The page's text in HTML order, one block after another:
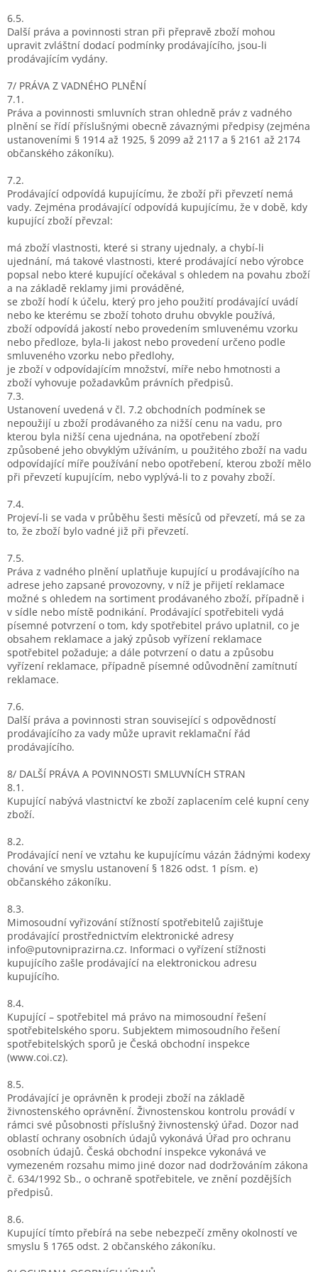
6.5.
Další práva a povinnosti stran při přepravě zboží mohou
upravit zvláštní dodací podmínky prodávajícího, jsou-li
prodávajícím vydány.
7/ PRÁVA Z VADNÉHO PLNĚNÍ
7.1.
Práva a povinnosti smluvních stran ohledně práv z vadného
plnění se řídí příslušnými obecně závaznými předpisy (zejména
ustanoveními § 1914 až 1925, § 2099 až 2117 a § 2161 až 2174
občanského zákoníku).
7.2.
Prodávající odpovídá kupujícímu, že zboží při převzetí nemá
vady. Zejména prodávající odpovídá kupujícímu, že v době, kdy
kupující zboží převzal:
má zboží vlastnosti, které si strany ujednaly, a chybí-li
ujednání, má takové vlastnosti, které prodávající nebo výrobce
popsal nebo které kupující očekával s ohledem na povahu zboží
a na základě reklamy jimi prováděné,
se zboží hodí k účelu, který pro jeho použití prodávající uvádí
nebo ke kterému se zboží tohoto druhu obvykle používá,
zboží odpovídá jakostí nebo provedením smluvenému vzorku
nebo předloze, byla-li jakost nebo provedení určeno podle
smluveného vzorku nebo předlohy,
je zboží v odpovídajícím množství, míře nebo hmotnosti a
zboží vyhovuje požadavkům právních předpisů.
7.3.
Ustanovení uvedená v čl. 7.2 obchodních podmínek se
nepoužijí u zboží prodávaného za nižší cenu na vadu, pro
kterou byla nižší cena ujednána, na opotřebení zboží
způsobené jeho obvyklým užíváním, u použitého zboží na vadu
odpovídající míře používání nebo opotřebení, kterou zboží mělo
při převzetí kupujícím, nebo vyplývá-li to z povahy zboží.
7.4.
Projeví-li se vada v průběhu šesti měsíců od převzetí, má se za
to, že zboží bylo vadné již při převzetí.
7.5.
Práva z vadného plnění uplatňuje kupující u prodávajícího na
adrese jeho zapsané provozovny, v níž je přijetí reklamace
možné s ohledem na sortiment prodávaného zboží, případně i
v sídle nebo místě podnikání. Prodávající spotřebiteli vydá
písemné potvrzení o tom, kdy spotřebitel právo uplatnil, co je
obsahem reklamace a jaký způsob vyřízení reklamace
spotřebitel požaduje; a dále potvrzení o datu a způsobu
vyřízení reklamace, případně písemné odůvodnění zamítnutí
reklamace.
7.6.
Další práva a povinnosti stran související s odpovědností
prodávajícího za vady může upravit reklamační řád
prodávajícího.
8/ DALŠÍ PRÁVA A POVINNOSTI SMLUVNÍCH STRAN
8.1.
Kupující nabývá vlastnictví ke zboží zaplacením celé kupní ceny
zboží.
8.2.
Prodávající není ve vztahu ke kupujícímu vázán žádnými kodexy
chování ve smyslu ustanovení § 1826 odst. 1 písm. e)
občanského zákoníku.
8.3.
Mimosoudní vyřizování stížností spotřebitelů zajišťuje
prodávající prostřednictvím elektronické adresy
info@putovniprazirna.cz. Informaci o vyřízení stížnosti
kupujícího zašle prodávající na elektronickou adresu
kupujícího.
8.4.
Kupující – spotřebitel má právo na mimosoudní řešení
spotřebitelského sporu. Subjektem mimosoudního řešení
spotřebitelských sporů je Česká obchodní inspekce
(www.coi.cz).
8.5.
Prodávající je oprávněn k prodeji zboží na základě
živnostenského oprávnění. Živnostenskou kontrolu provádí v
rámci své působnosti příslušný živnostenský úřad. Dozor nad
oblastí ochrany osobních údajů vykonává Úřad pro ochranu
osobních údajů. Česká obchodní inspekce vykonává ve
vymezeném rozsahu mimo jiné dozor nad dodržováním zákona
č. 634/1992 Sb., o ochraně spotřebitele, ve znění pozdějších
předpisů.
8.6.
Kupující tímto přebírá na sebe nebezpečí změny okolností ve
smyslu § 1765 odst. 2 občanského zákoníku.